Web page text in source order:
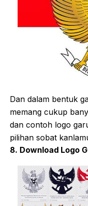
Dan dalam bentuk
memang cukup
dan contoh logo
pilihan sobat
8. Download Logo